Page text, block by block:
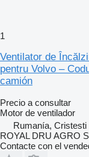
1
Ventilator de
pentru Volvo –
camión
Precio a consultar
Motor de ventilador
Rumanía, Cristesti
ROYAL DRU AGRO
Contacte con el